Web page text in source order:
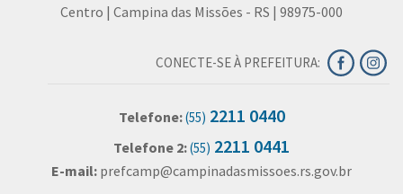
Centro | Campina das Missões - RS | 98975-000
CONECTE-SE À PREFEITURA:
Telefone:(55) 2211 0440
Telefone 2:(55) 2211 0441
E-mail: prefcamp@campinadasmissoes.rs.gov.br